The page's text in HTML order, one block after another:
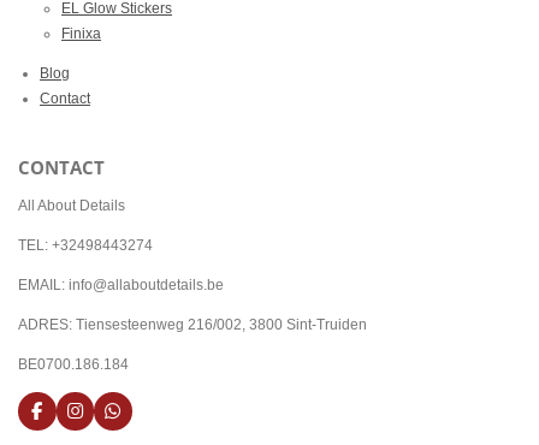
EL Glow Stickers
Finixa
Blog
Contact
CONTACT
All About Details
TEL: +32498443274
EMAIL: info@allaboutdetails.be
ADRES: Tiensesteenweg 216/002, 3800 Sint-Truiden
BE0700.186.184
F
a
I
n
W
h